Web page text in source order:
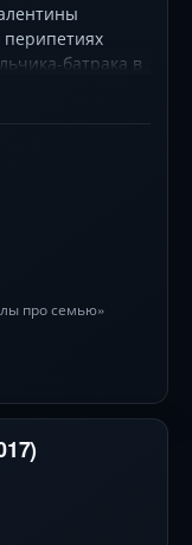
перипетиях
батрака в
1910 году.
сбежать от
владельца
про семью»